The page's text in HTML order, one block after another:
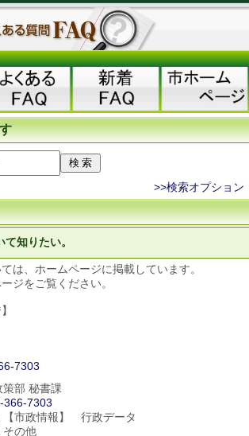
>>検索オプション
知りたい。
は、ホームページに掲載しています。
ジをご覧ください。
7303
部 秘書課
366-7303
【市政情報】 行政データ
その他